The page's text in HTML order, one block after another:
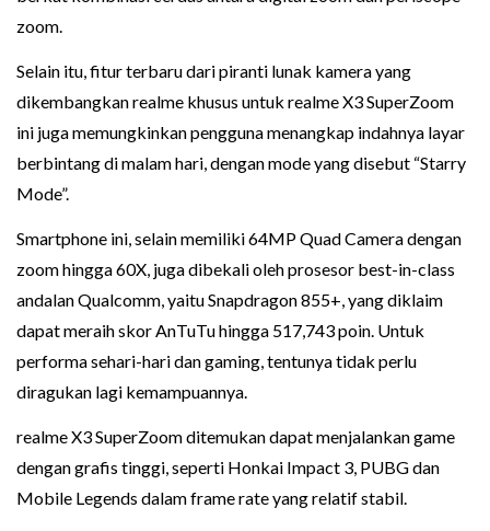
zoom.
Selain itu, fitur terbaru dari piranti lunak kamera yang
dikembangkan realme khusus untuk realme X3 SuperZoom
ini juga memungkinkan pengguna menangkap indahnya layar
berbintang di malam hari, dengan mode yang disebut “Starry
Mode”.
Smartphone ini, selain memiliki 64MP Quad Camera dengan
zoom hingga 60X, juga dibekali oleh prosesor best-in-class
andalan Qualcomm, yaitu Snapdragon 855+, yang diklaim
dapat meraih skor AnTuTu hingga 517,743 poin. Untuk
performa sehari-hari dan gaming, tentunya tidak perlu
diragukan lagi kemampuannya.
realme X3 SuperZoom ditemukan dapat menjalankan game
dengan grafis tinggi, seperti Honkai Impact 3, PUBG dan
Mobile Legends dalam frame rate yang relatif stabil.